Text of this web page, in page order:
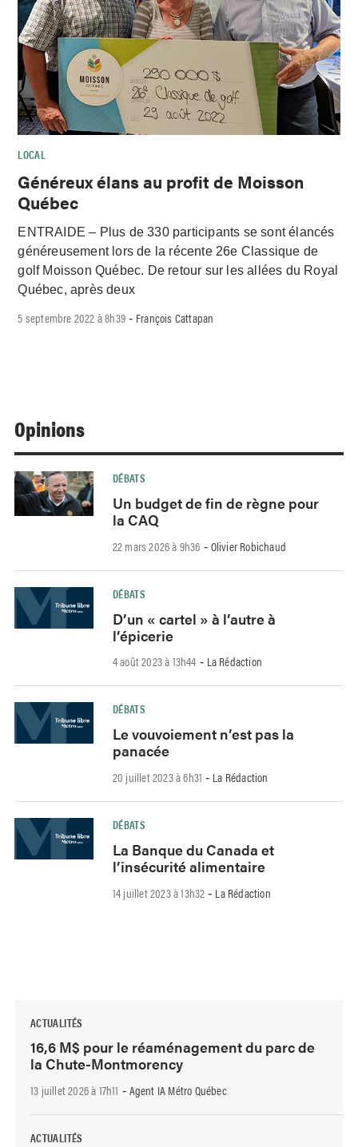
LOCAL
Généreux élans au profit de Moisson
Québec
ENTRAIDE – Plus de 330 participants se sont élancés
généreusement lors de la récente 26e Classique de
golf Moisson Québec. De retour sur les allées du Royal
Québec, après deux
5 septembre 2022 à 8h39 - François Cattapan
Opinions
DÉBATS
Un budget de fin de règne pour
la CAQ
22 mars 2026 à 9h36 - Olivier Robichaud
DÉBATS
D’un « cartel » à l’autre à
l’épicerie
4 août 2023 à 13h44 - La Rédaction
DÉBATS
Le vouvoiement n’est pas la
panacée
20 juillet 2023 à 6h31 - La Rédaction
DÉBATS
La Banque du Canada et
l’insécurité alimentaire
14 juillet 2023 à 13h32 - La Rédaction
ACTUALITÉS
16,6 M$ pour le réaménagement du parc de
la Chute-Montmorency
13 juillet 2026 à 17h11 - Agent IA Métro Québec
ACTUALITÉS